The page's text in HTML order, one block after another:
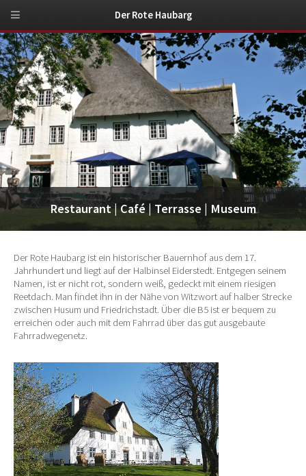
Restaurant | Café | Terrasse | Museum
Der Rote Haubarg ist ein historischer Bauernhof aus dem 17.
Jahrhundert und liegt auf der Halbinsel Eiderstedt. Entgegen seinem
Namen, ist er nicht rot, sondern weiß, gedeckt mit einem riesigen
Reetdach. Man findet ihn in der Nähe von Witzwort auf halber Strecke
zwischen Husum und Friedrichstadt. Über die B5 ist er bequem zu
erreichen oder auch mit dem Fahrrad über das gut ausgebaute
Fahrradwegenetz.
undefined
Der Rote Haubarg